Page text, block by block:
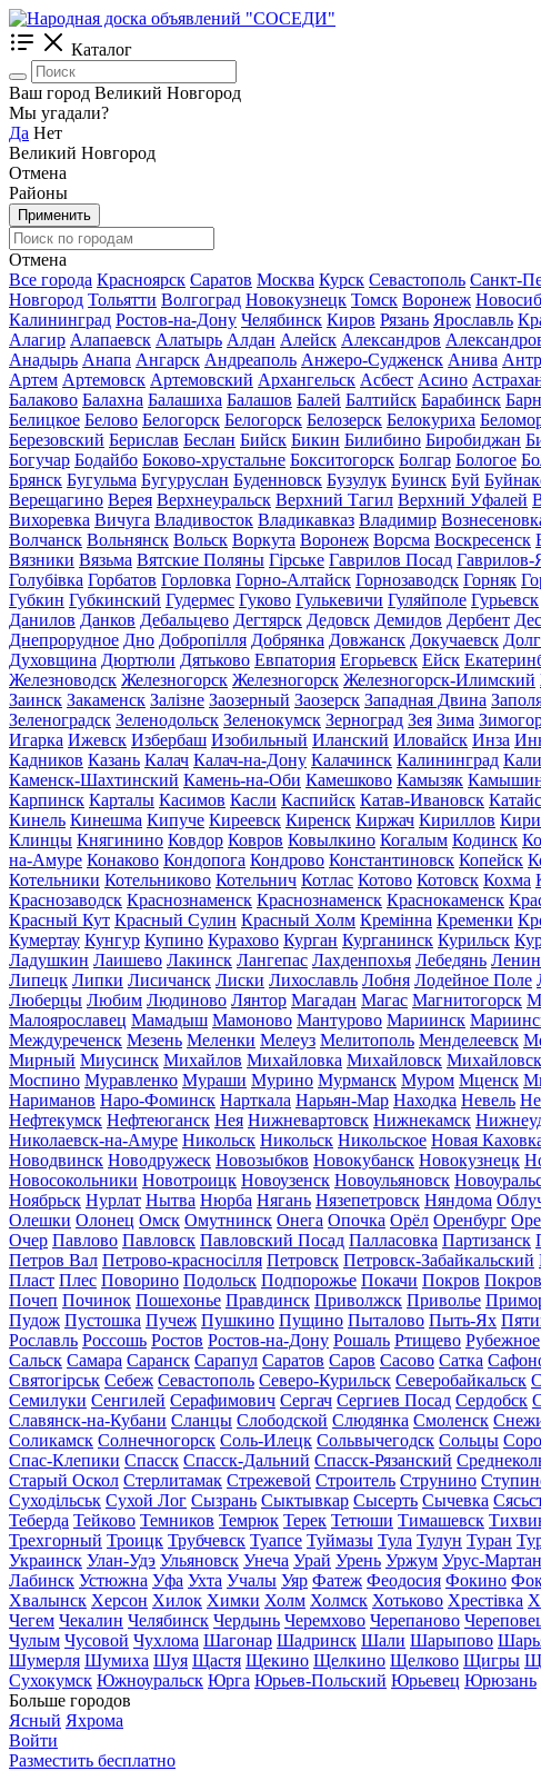
Каталог
Ваш город Великий Новгород
Мы угадали?
Да Нет
Великий Новгород
Отмена
Районы
Применить
Отмена
Все города Красноярск Саратов Москва Курск Севастополь Санкт-
Новгород Тольятти Волгоград Новокузнецк Томск Воронеж
Калининград Ростов-на-Дону Челябинск Киров Рязань Ярославль
Алагир Алапаевск Алатырь Алдан Алейск Александров
Анадырь Анапа Ангарск Андреаполь Анжеро-Судженск Анива
Артем Артемовск Артемовский Архангельск Асбест Асино
Балаково Балахна Балашиха Балашов Балей Балтийск Барабинск
Белицкое Белово Белогорск Белогорск Белозерск Белокуриха
Березовский Берислав Беслан Бийск Бикин Билибино Биробиджан
Богучар Бодайбо Боково-хрустальне Бокситогорск Болгар Бологое
Брянск Бугульма Бугуруслан Буденновск Бузулук Буинск Буй
Верещагино Верея Верхнеуральск Верхний Тагил Верхний Уфалей
Вихоревка Вичуга Владивосток Владикавказ Владимир
Волчанск Вольнянск Вольск Воркута Воронеж Ворсма Воскресенск
Вязники Вязьма Вятские Поляны Гірське Гаврилов Посад
Голубівка Горбатов Горловка Горно-Алтайск Горнозаводск Горняк
Губкин Губкинский Гудермес Гуково Гулькевичи Гуляйполе Гурьевск
Данилов Данков Дебальцево Дегтярск Дедовск Демидов Дербент
Днепрорудное Дно Добропілля Добрянка Довжанск Докучаевск
Духовщина Дюртюли Дятьково Евпатория Егорьевск Ейск
Железноводск Железногорск Железногорск Железногорск-Илимский
Заинск Закаменск Залізне Заозерный Заозерск Западная Двина
Зеленоградск Зеленодольск Зеленокумск Зерноград Зея Зима
Игарка Ижевск Избербаш Изобильный Иланский Иловайск Инза
Кадников Казань Калач Калач-на-Дону Калачинск Калининград
Каменск-Шахтинский Камень-на-Оби Камешково Камызяк
Карпинск Карталы Касимов Касли Каспийск Катав-Ивановск
Кинель Кинешма Кипуче Киреевск Киренск Киржач Кириллов
Клинцы Княгинино Ковдор Ковров Ковылкино Когалым Кодинск
на-Амуре Конаково Кондопога Кондрово Константиновск Копейск
Котельники Котельниково Котельнич Котлас Котово Котовск Кохма
Краснозаводск Краснознаменск Краснознаменск Краснокаменск
Красный Кут Красный Сулин Красный Холм Кремінна Кременки
Кумертау Кунгур Купино Курахово Курган Курганинск Курильск
Ладушкин Лаишево Лакинск Лангепас Лахденпохья Лебедянь
Липецк Липки Лисичанск Лиски Лихославль Лобня Лодейное Поле
Люберцы Любим Людиново Лянтор Магадан Магас Магнитогорск
Малоярославец Мамадыш Мамоново Мантурово Мариинск
Междуреченск Мезень Меленки Мелеуз Мелитополь Менделеевск
Мирный Миусинск Михайлов Михайловка Михайловск Михайловск
Моспино Муравленко Мураши Мурино Мурманск Муром Мценск
Нариманов Наро-Фоминск Нарткала Нарьян-Мар Находка Невель
Нефтекумск Нефтеюганск Нея Нижневартовск Нижнекамск
Николаевск-на-Амуре Никольск Никольск Никольское Новая
Новодвинск Новодружеск Новозыбков Новокубанск Новокузнецк
Новосокольники Новотроицк Новоузенск Новоульяновск
Ноябрьск Нурлат Нытва Нюрба Нягань Нязепетровск Няндома
Олешки Олонец Омск Омутнинск Онега Опочка Орёл Оренбург
Очер Павлово Павловск Павловский Посад Палласовка Партизанск
Петров Вал Петрово-красносілля Петровск Петровск-Забайкальский
Пласт Плес Поворино Подольск Подпорожье Покачи Покров
Почеп Починок Пошехонье Правдинск Приволжск Приволье
Пудож Пустошка Пучеж Пушкино Пущино Пыталово Пыть-Ях
Рославль Россошь Ростов Ростов-на-Дону Рошаль Ртищево Рубежное
Сальск Самара Саранск Сарапул Саратов Саров Сасово Сатка
Святогірськ Себеж Севастополь Северо-Курильск Северобайкальск
Семилуки Сенгилей Серафимович Сергач Сергиев Посад Сердобск
Славянск-на-Кубани Сланцы Слободской Слюдянка Смоленск
Соликамск Солнечногорск Соль-Илецк Сольвычегодск Сольцы
Спас-Клепики Спасск Спасск-Дальний Спасск-Рязанский
Старый Оскол Стерлитамак Стрежевой Строитель Струнино
Суходільськ Сухой Лог Сызрань Сыктывкар Сысерть Сычевка
Теберда Тейково Темников Темрюк Терек Тетюши Тимашевск
Трехгорный Троицк Трубчевск Туапсе Туймазы Тула Тулун Туран
Украинск Улан-Удэ Ульяновск Унеча Урай Урень Уржум Урус-Мартан
Лабинск Устюжна Уфа Ухта Учалы Уяр Фатеж Феодосия Фокино
Хвалынск Херсон Хилок Химки Холм Холмск Хотьково Хрестівка
Чегем Чекалин Челябинск Чердынь Черемхово Черепаново
Чулым Чусовой Чухлома Шагонар Шадринск Шали Шарыпово
Шумерля Шумиха Шуя Щастя Щекино Щелкино Щелково Щигры
Сухокумск Южноуральск Юрга Юрьев-Польский Юрьевец Юрюзань
Больше городов
Ясный Яхрома
Войти
Разместить бесплатно